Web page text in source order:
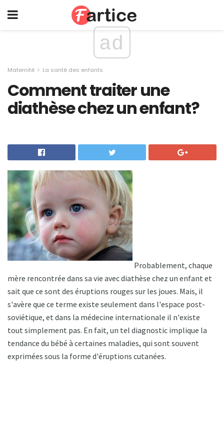
ad
Maternité La santé des enfants
Comment traiter une
diathèse chez un enfant?
Probablement, chaque
mère rencontrée dans sa vie avec diathèse chez un enfant et
sait que ce sont des éruptions rouges sur les joues. Mais, il
s'avère que ce terme existe seulement dans l'espace post-
soviétique, et dans la médecine internationale il n'existe
tout simplement pas. En fait, un tel diagnostic implique la
tendance du bébé à certaines maladies, qui sont souvent
exprimées sous la forme d'éruptions cutanées.